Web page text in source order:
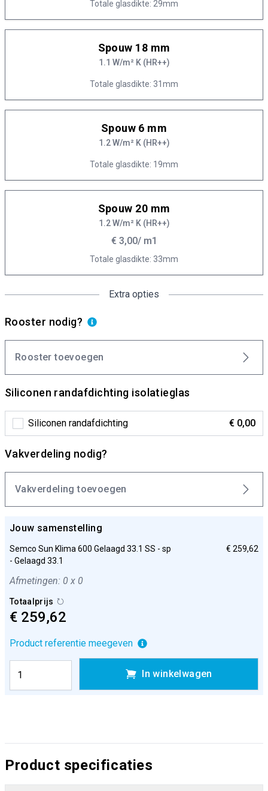
Totale glasdikte: 29mm
Spouw 18 mm
1.1 W/m² K (HR++)
Totale glasdikte: 31mm
Spouw 6 mm
1.2 W/m² K (HR++)
Totale glasdikte: 19mm
Spouw 20 mm
1.2 W/m² K (HR++)
€ 3,00/ m1
Totale glasdikte: 33mm
Extra opties
Rooster nodig?
Rooster toevoegen
Siliconen randafdichting isolatieglas
Siliconen randafdichting € 0,00
Vakverdeling nodig?
Vakverdeling toevoegen
Jouw samenstelling
Semco Sun Klima 600 Gelaagd 33.1 SS - sp
- Gelaagd 33.1
€ 259,62
Afmetingen: 0 x 0
Totaalprijs
€ 259,62
Product referentie meegeven
In winkelwagen
Product specificaties